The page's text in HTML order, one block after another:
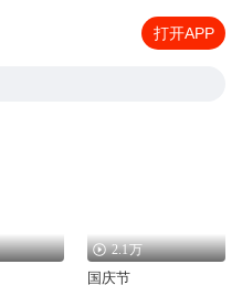
打开APP
2.1万
国庆节